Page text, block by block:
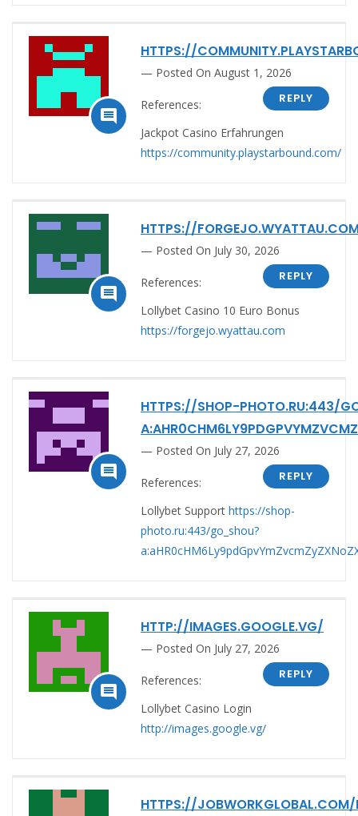

HTTPS://
Posted On August 1, 2026
REPLY
References:
Jackpot Casino Erfahrungen
https://community.playstarbound.com/

HTTPS://
Posted On July 30, 2026
REPLY
References:
Lollybet Casino 10 Euro Bonus
https://forgejo.wyattau.com

HTTPS://SHOP-PHOTO.RU:443/
Posted On July 27, 2026
REPLY
References:
Lollybet Support https://shop-
photo.ru:443/go_shou?

HTTP://IMAGES.GOOGLE.VG/
Posted On July 27, 2026
REPLY
References:
Lollybet Casino Login
http://images.google.vg/
HTTPS://JOBWORKGLOBAL.COM/